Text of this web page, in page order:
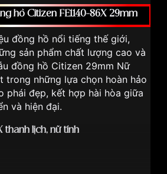
hồ Citizen FE1140-86X 29mm
đồng hồ nổi tiếng thế giới,
sản phẩm chất lượng cao và
đồng hồ Citizen 29mm Nữ
trong những lựa chọn hoàn hảo
phái đẹp, kết hợp hài hòa giữa
và hiện đại.
thanh lịch, nữ tính